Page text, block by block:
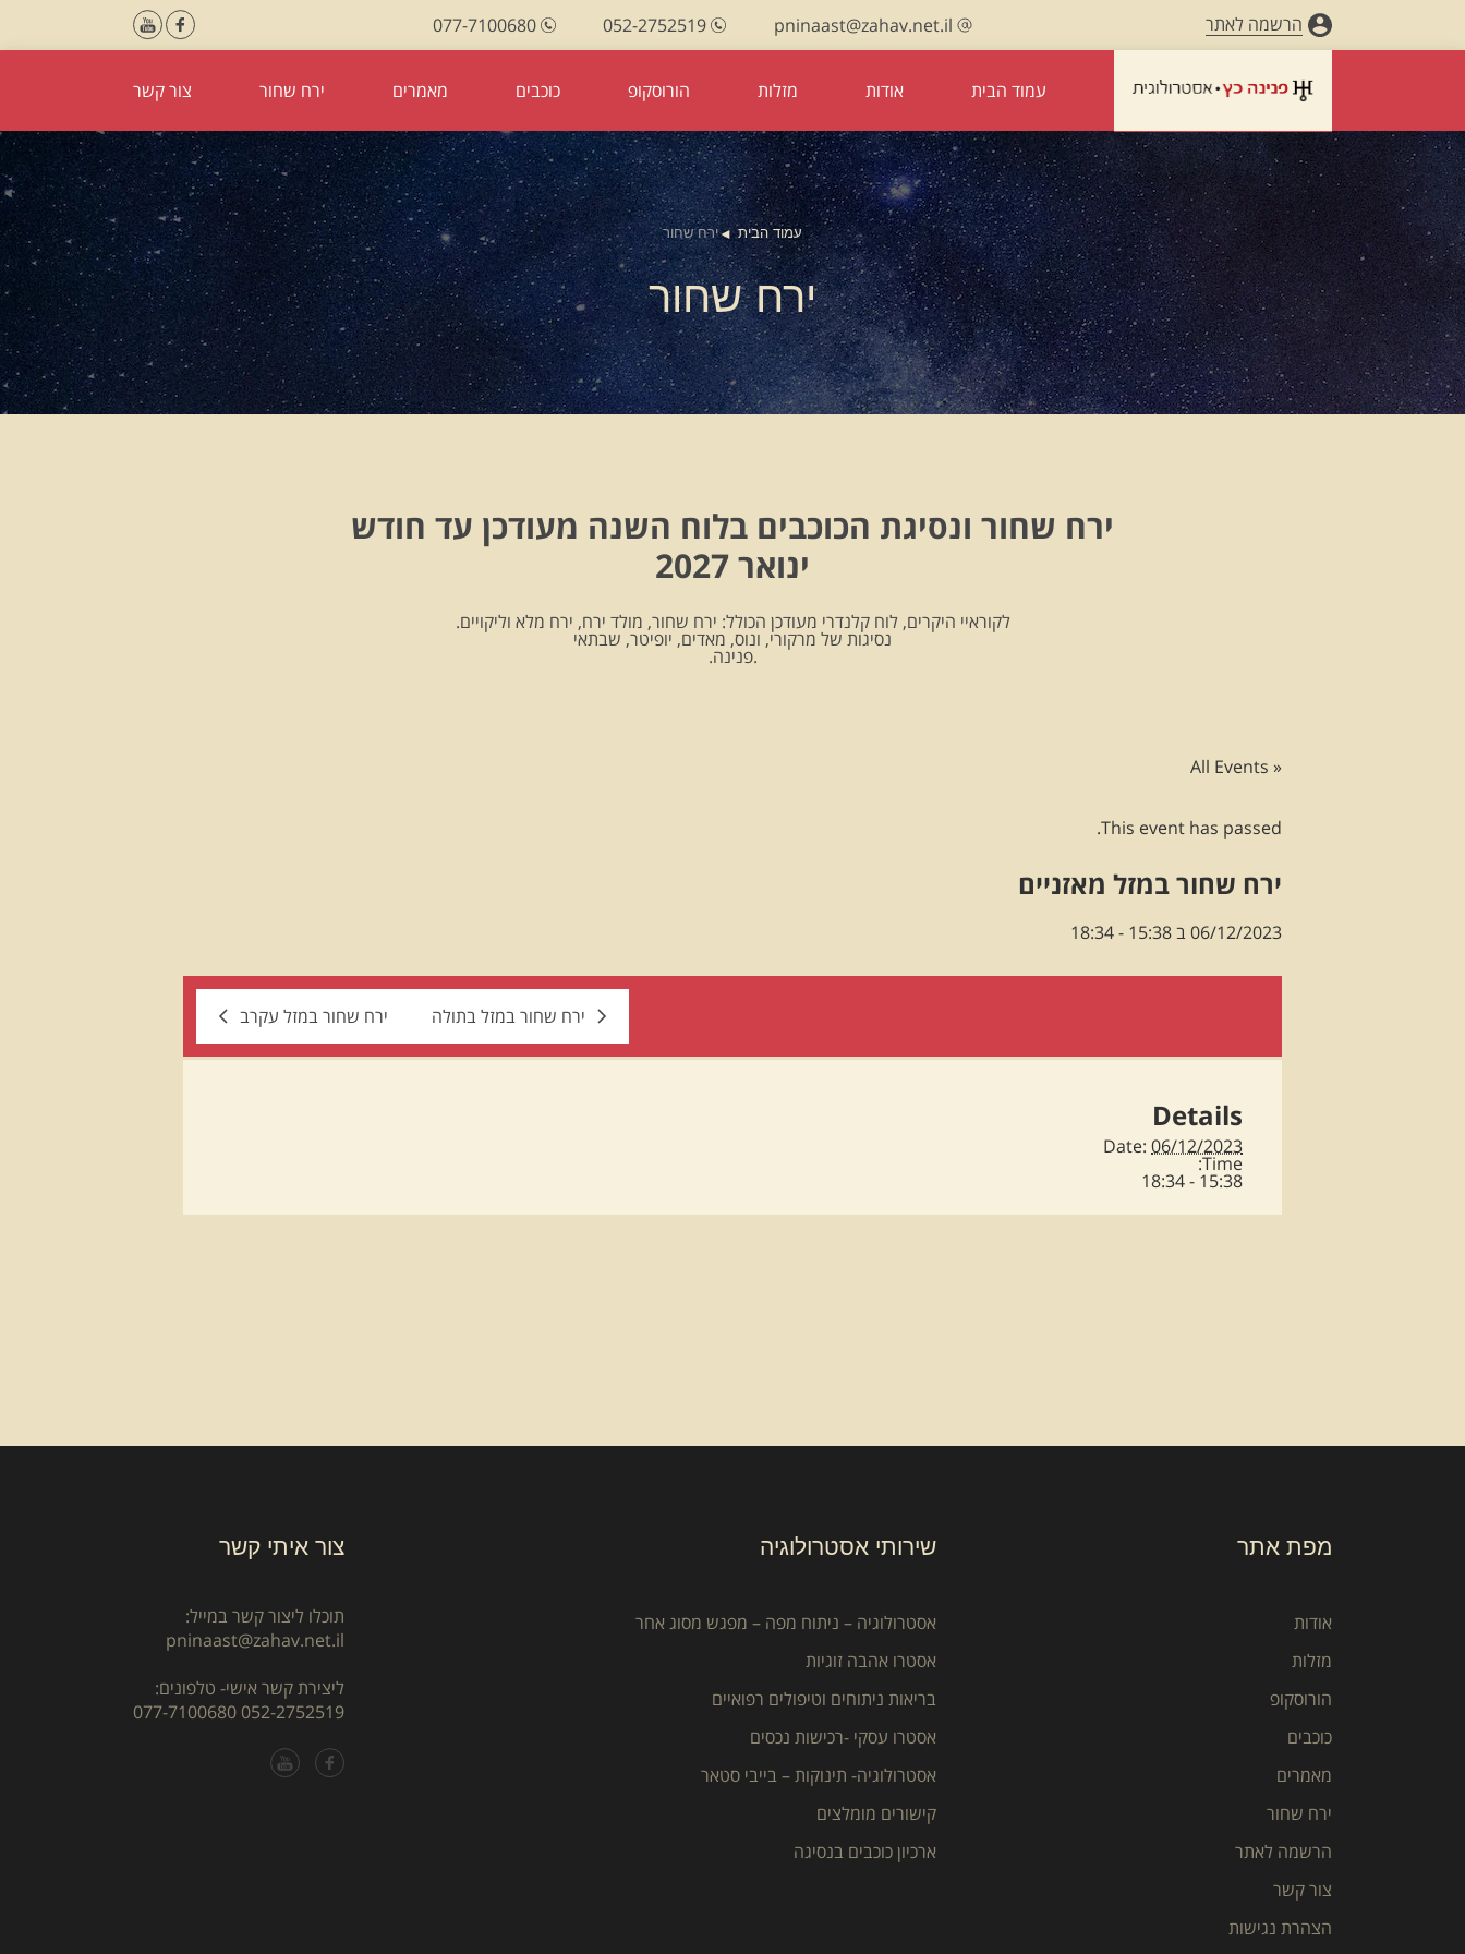
הרשמה לאתר pninaast@zahav.net.il
052-2752519
077-7100680
עמוד הבית אודות מזלות הורוסקופ כוכבים מאמרים ירח שחור צור קשר
עמוד הבית ירח שחור
ירח שחור
ירח שחור ונסיגת הכוכבים בלוח השנה מעודכן עד חודש
ינואר 2027
לקוראיי היקרים, לוח קלנדרי מעודכן הכולל: ירח שחור, מולד ירח, ירח מלא וליקויים.
נסיגות של מרקורי, ונוס, מאדים, יופיטר, שבתאי
.פנינה.
« All Events
This event has passed.
ירח שחור במזל מאזניים
06/12/2023 ב 15:38 -
18:34
ירח שחור במזל בתולה ירח שחור במזל עקרב
Details
Date: 06/12/2023
Time:
15:38 - 18:34
מפת אתר
אודות
מזלות
הורוסקופ
כוכבים
מאמרים
ירח שחור
הרשמה לאתר
צור קשר
הצהרת נגישות
שירותי אסטרולוגיה
אסטרולוגיה – ניתוח מפה – מפגש מסוג אחר
אסטרו אהבה זוגיות
בריאות ניתוחים וטיפולים רפואיים
אסטרו עסקי -רכישות נכסים
אסטרולוגיה- תינוקות – בייבי סטאר
קישורים מומלצים
ארכיון כוכבים בנסיגה
צור איתי קשר
תוכלו ליצור קשר במייל:
pninaast@zahav.net.il
ליצירת קשר אישי- טלפונים:
052-2752519
077-7100680